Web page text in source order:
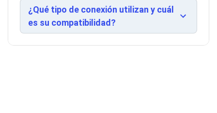
Ventiladores
Unidades de Disco
Quemadores de DVD
Desktop y Portátiles
Accesorios para Laptops
¿Qué tipo de conexión utilizan y cuál
es su compatibilidad?